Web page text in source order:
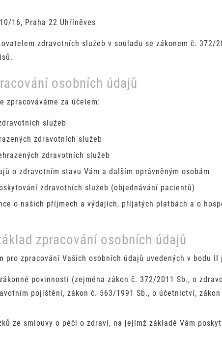
16, Praha 22 Uhříněves
zdravotních služeb v souladu se zákonem č.
osobních údajů
zpracováváme za účelem:
služeb
zdravotních služeb
zdravotních služeb
o zdravotním stavu Vám a dalším oprávněným osobám
zdravotních služeb (objednávání pacientů)
o našich příjmech a výdajích, přijatých platbách a o
zpracování osobních údajů
pro zpracování Vašich osobních údajů uvedených v bodu II
povinnosti (zejména zákon č. 372/2011 Sb., o
pojištění, zákon č. 563/1991 Sb., o účetnictví,
ze smlouvy o péči o zdraví, na jejímž základě Vám